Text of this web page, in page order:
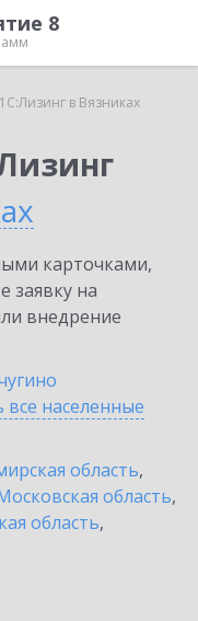
8
1С:Лизинг в Вязниках
карточками,
заявку на
внедрение
все населенные
область,
область,
область,